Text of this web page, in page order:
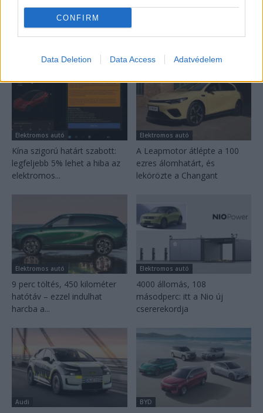
CONFIRM
Data Deletion Data Access Adatvédelem
Legutolsó cikkek
Elektromos autó
Kína szigorú határt szabott:
legfeljebb 5% lehet a hiba az
elektromos...
Elektromos autó
A Leapmotor átlépte a 100
ezres álomhatárt, és
lekörözte a Changant
Elektromos autó
9 perc töltés, 450 kilométer
hatótáv – ezzel indulhat
harcba a...
Elektromos autó
4000 állomás, 108
másodperc: itt a Nio új
csererekordja
Audi BYD